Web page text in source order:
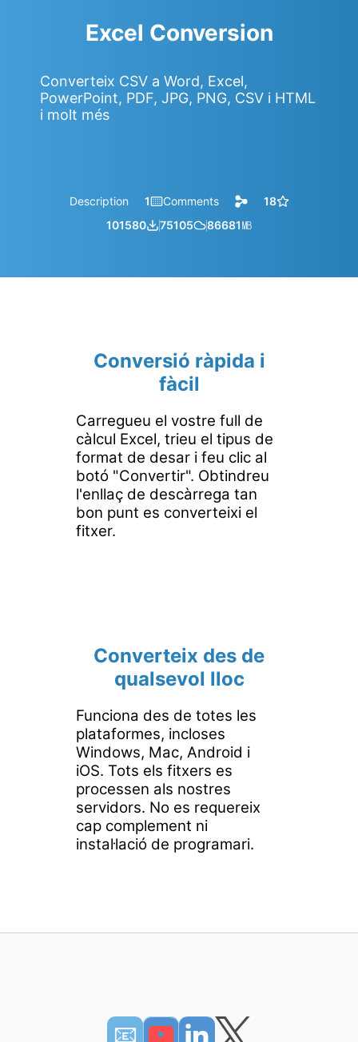
Excel Conversion
Converteix CSV a Word, Excel,
PowerPoint, PDF, JPG, PNG, CSV i HTML
i molt més
Description 1 Comments
18
101580
75105 86681㎆︎
Conversió ràpida i
fàcil
Carregueu el vostre full de
càlcul Excel, trieu el tipus de
format de desar i feu clic al
botó "Convertir". Obtindreu
l'enllaç de descàrrega tan
bon punt es converteixi el
fitxer.
Converteix des de
qualsevol lloc
Funciona des de totes les
plataformes, incloses
Windows, Mac, Android i
iOS. Tots els fitxers es
processen als nostres
servidors. No es requereix
cap complement ni
instal·lació de programari.
📧︎